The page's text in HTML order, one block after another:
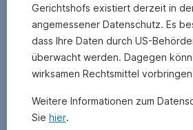
Zurück
Gerichtshofs existiert derzeit in
angemessener Datenschutz. Es
dass Ihre Daten durch US-
überwacht werden. Dagegen
wirksamen Rechtsmittel
Weitere Informationen zum
Sie hier.